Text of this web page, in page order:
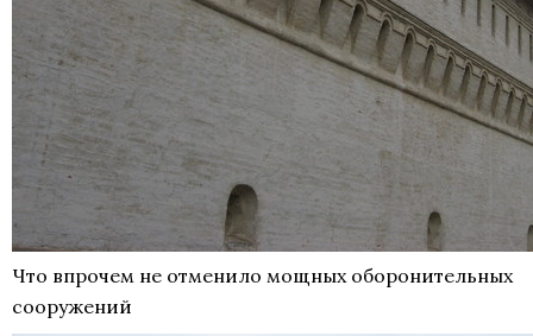
Что впрочем не отменило мощных оборонительных
сооружений